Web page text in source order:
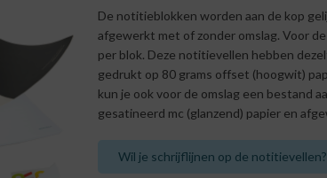
De notitieblokken worden aan de kop
afgewerkt met of zonder omslag. Voor
per blok. Deze notitievellen hebben
gedrukt op 80 grams offset (hoogwit)
kun je ook voor de omslag een bestand
gesatineerd mc (glanzend) papier en
Wil je schrijflijnen op de